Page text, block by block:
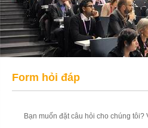
Form hỏi đáp
Bạn muốn đặt câu hỏi cho chúng